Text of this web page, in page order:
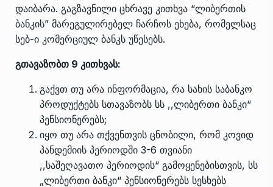
დაიბარა. გაგზავნილი ცხრავე კითხვა “ლიბერთის
ბანკის” მარეგულირებელ ჩარჩოს ეხება, რომელსაც
სებ-ი კომერციულ ბანკს უწესებს.
გთავაზობთ 9 კითხვას:
გაქვთ თუ არა ინფორმაცია, რა სახის საბანკო
პროდუქტებს სთავაზობს სს ,,ლიბერთი ბანკი“
პენსიონერებს;
იყო თუ არა თქვენთვის ცნობილი, რომ კოვიდ
პანდემიის პერიოდში 3-6 თვიანი
,,საშეღავათო პერიოდის“ გამოყენებისთვის, სს
„ლიბერთი ბანკი“ პენსიონერებს სესხებს